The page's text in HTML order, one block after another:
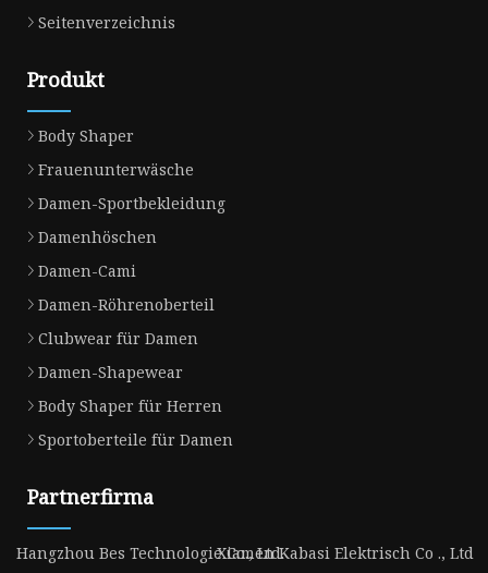
Seitenverzeichnis
Produkt
Body Shaper
Frauenunterwäsche
Damen-Sportbekleidung
Damenhöschen
Damen-Cami
Damen-Röhrenoberteil
Clubwear für Damen
Damen-Shapewear
Body Shaper für Herren
Sportoberteile für Damen
Partnerfirma
Hangzhou Bes Technologie Co., Ltd.Xiamen Kabasi Elektrisch Co ., Ltd